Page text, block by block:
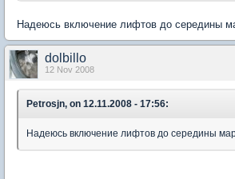
Надеюсь включение лифтов до середины
dolbillo
12 Nov 2008
Petrosjn, on 12.11.2008 - 17:56:
Надеюсь включение лифтов до середины